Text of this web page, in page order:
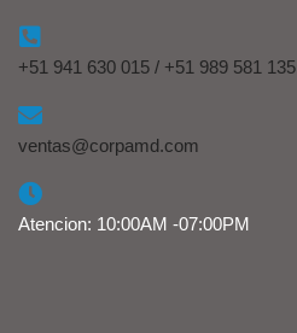
+51 941 630 015 / +51 989 581 135
ventas@corpamd.com
Atencion: 10:00AM -07:00PM